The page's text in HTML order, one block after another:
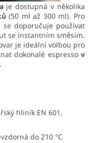
je dostupná v několika
(50 ml až 300 ml). Pro
se doporučuje používat
se instantním směsím.
je ideální volbou pro
dokonalé espresso v
.
hliník EN 601,
do 210 °C